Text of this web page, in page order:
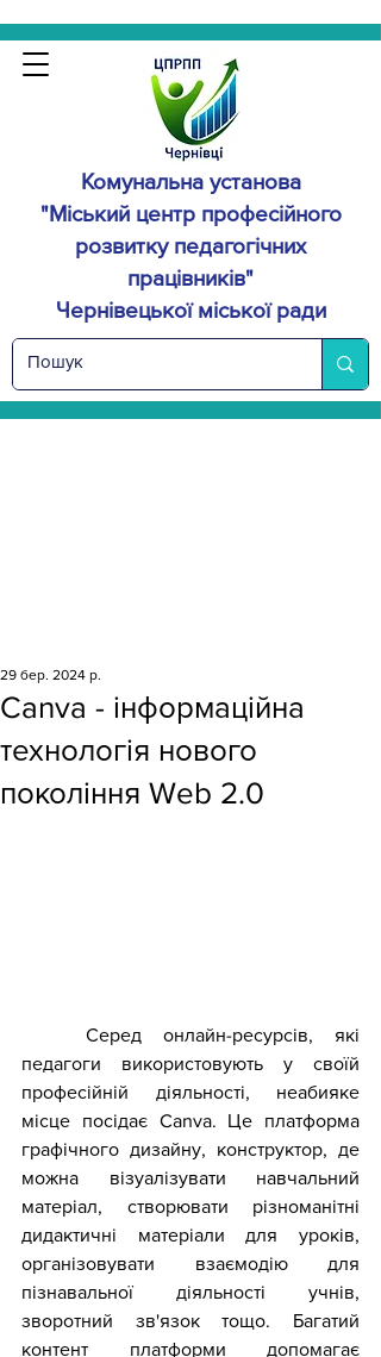
Комунальна установа
"Міський центр професійного
розвитку педагогічних
працівників"
Чернівецької міської ради
Canva - інформаційна
технологія нового
покоління Web 2.0
29 бер. 2024 р.
педагоги використовують у своїй
професійній діяльності, неабияке
місце посідає Canva. Це платформа
графічного дизайну, конструктор, де
можна візуалізувати навчальний
матеріал, створювати різноманітні
дидактичні матеріали для уроків,
організовувати взаємодію для
пізнавальної діяльності учнів,
зворотний зв'язок тощо. Багатий
контент платформи допомагає